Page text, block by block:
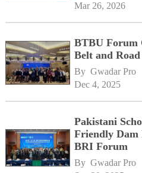
Mar 26, 2026
BTBU Forum
Belt and
By Gwadar Pro
Dec 4, 2025
Pakistani
Friendly Dam
BRI Forum
By Gwadar Pro